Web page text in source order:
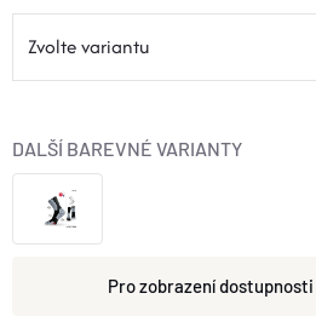
Doprava a platba
Reklamace
O nás
DALŠÍ BAREVNÉ VARIANTY